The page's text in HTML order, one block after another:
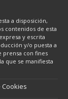
a disposición,
contenidos de esta
y escrita
y/o puesta a
prensa con fines
que se manifiesta
Cookies